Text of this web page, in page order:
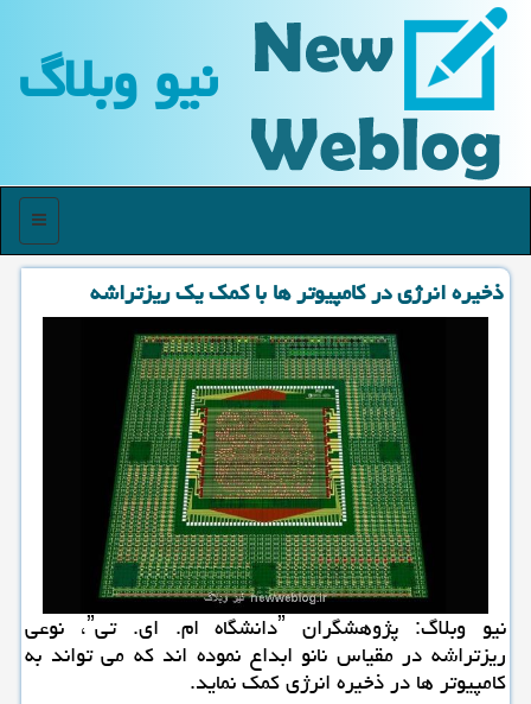
نیو وبلاگ
منو
ذخیره انرژی در كامپیوتر ها با كمك یك ریزتراشه
نیو وبلاگ: پژوهشگران ˮدانشگاه ام. ای. تیˮ، نوعی
ریزتراشه در مقیاس نانو ابداع نموده اند كه می تواند به
كامپیوتر ها در ذخیره انرژی كمك نماید.